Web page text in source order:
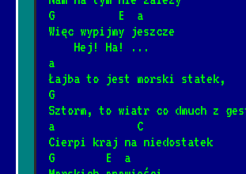
* Wehikuł czasu
3/12/2025 [Dżem]
*
[Elektryczne Gitary]
Była sobie żabka mała
G          E  a
Więc wypijmy jeszcze
    Hej! Ha! ...
a
Łajba to jest morski statek,
G
Sztorm, to wiatr co dmuch z
a             C
Cierpi kraj na niedostatek
G        E  a